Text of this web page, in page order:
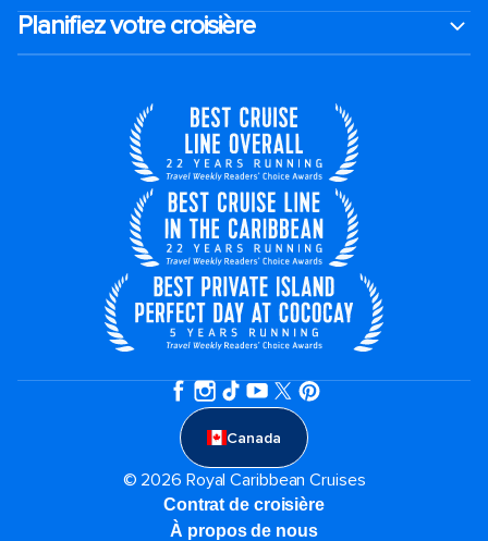
Planifiez votre croisière
Canada
© 2026 Royal Caribbean Cruises
Contrat de croisière
À propos de nous